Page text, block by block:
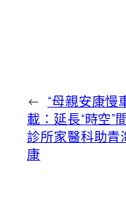
← “母親安康慢
載：延長“時空”
診所家醫科助青
康